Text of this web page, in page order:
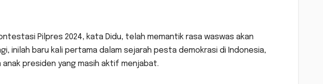
Pilpres 2024, kata Didu, telah memantik rasa waswas akan
inilah baru kali pertama dalam sejarah pesta demokrasi di Indonesia,
presiden yang masih aktif menjabat.